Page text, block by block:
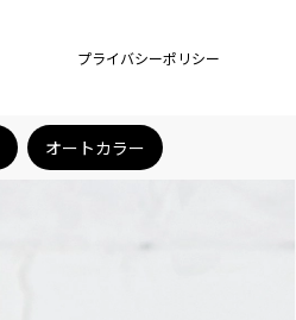
プライバシーポリシー
オートカラー